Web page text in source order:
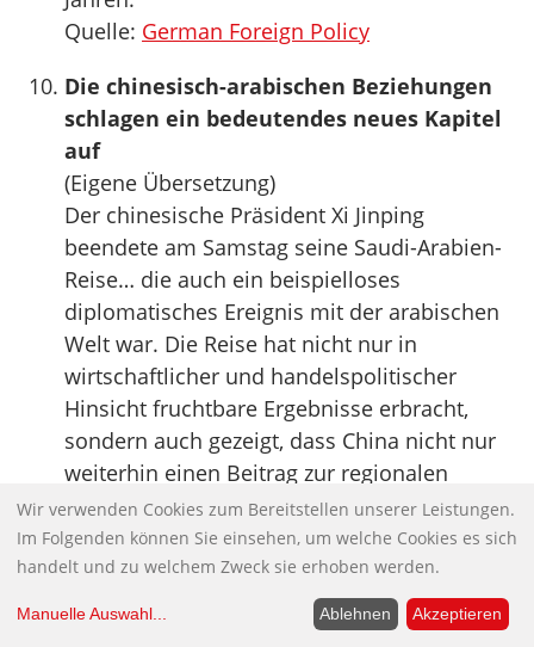
Quelle: German Foreign Policy
Die chinesisch-arabischen Beziehungen
schlagen ein bedeutendes neues Kapitel
auf
(Eigene Übersetzung)
Der chinesische Präsident Xi Jinping
beendete am Samstag seine Saudi-Arabien-
Reise… die auch ein beispielloses
diplomatisches Ereignis mit der arabischen
Welt war. Die Reise hat nicht nur in
wirtschaftlicher und handelspolitischer
Hinsicht fruchtbare Ergebnisse erbracht,
sondern auch gezeigt, dass China nicht nur
weiterhin einen Beitrag zur regionalen
Entwicklung leisten, sondern auch
zunehmend zum Frieden im strategisch
wichtigen Nahen Osten beitragen wird, so
Experten. […]
Während seines Aufenthalts in Saudi-
Wir verwenden Cookies zum Bereitstellen unserer Leistungen.
Im Folgenden können Sie einsehen, um welche Cookies es sich
handelt und zu welchem Zweck sie erhoben werden.
Manuelle Auswahl... Ablehnen Akzeptieren